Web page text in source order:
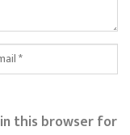
this browser for